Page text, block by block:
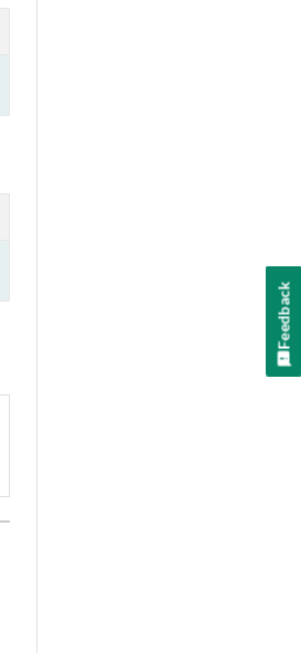
Feedback